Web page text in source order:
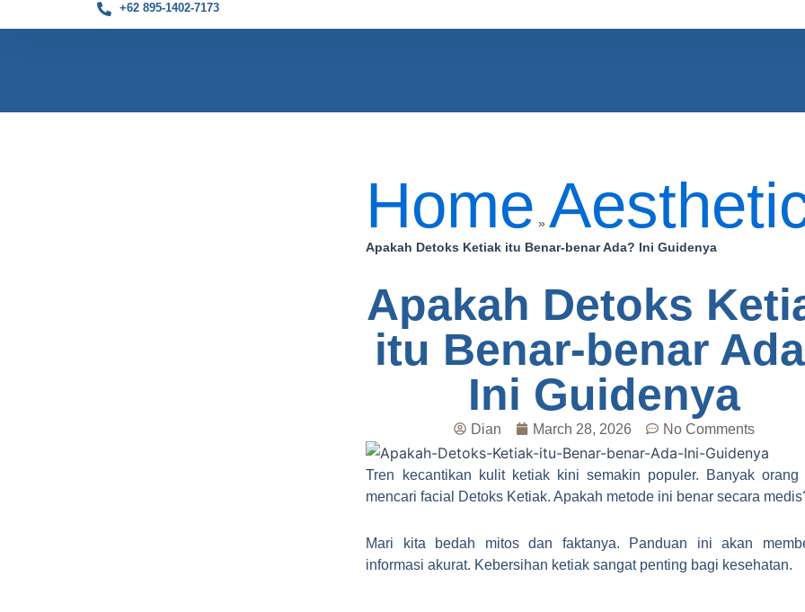
Skip
+62 895-1402-7173
Home »
Apakah Detoks Ketiak itu Benar-benar Ada? Ini Guidenya
Apakah Detoks
itu Benar-benar
Ini Guidenya
Dian March 28, 2026 No Comments
Tren kecantikan kulit ketiak kini semakin populer. Banyak orang
mencari facial Detoks Ketiak. Apakah metode ini benar secara
Mari kita bedah mitos dan faktanya. Panduan ini akan
informasi akurat. Kebersihan ketiak sangat penting bagi kesehatan.